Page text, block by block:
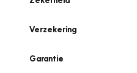
Verzekering
Garantie